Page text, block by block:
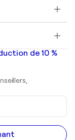
de 10 %